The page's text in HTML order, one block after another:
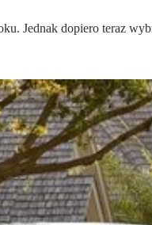
Jednak dopiero teraz